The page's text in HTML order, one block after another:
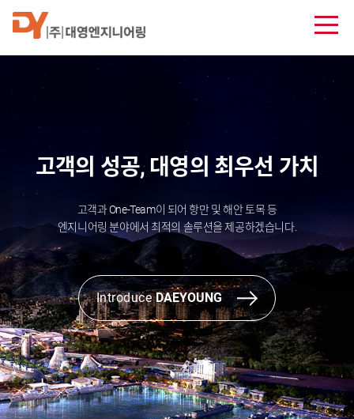
고객의 성공, 대영의 최우선 가치
고객과 One-Team이 되어 항만 및 해안 토목 등
엔지니어링 분야에서 최적의 솔루션을 제공하겠습니다.
IntroduceDAEYOUNG